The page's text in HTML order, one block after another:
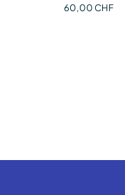
60,00 CHF